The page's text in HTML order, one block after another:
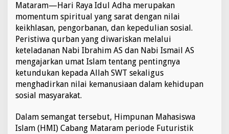
m
b
r
d
a
y
a
a
n
U
a
t
Mataram—Hari Raya Idul Adha merupakan
momentum spiritual yang sarat dengan nilai
keikhlasan, pengorbanan, dan kepedulian sosial.
Peristiwa qurban yang diwariskan melalui
keteladanan Nabi Ibrahim AS dan Nabi Ismail AS
mengajarkan umat Islam tentang pentingnya
ketundukan kepada Allah SWT sekaligus
menghadirkan nilai kemanusiaan dalam kehidupan
sosial masyarakat.
Dalam semangat tersebut, Himpunan Mahasiswa
Islam (HMI) Cabang Mataram periode Futuristik